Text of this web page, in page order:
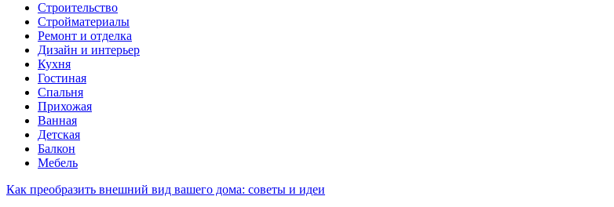
Строительство
Стройматериалы
Ремонт и отделка
Дизайн и интерьер
Кухня
Гостиная
Спальня
Прихожая
Ванная
Детская
Балкон
Мебель
Как преобразить внешний вид вашего дома: советы и идеи